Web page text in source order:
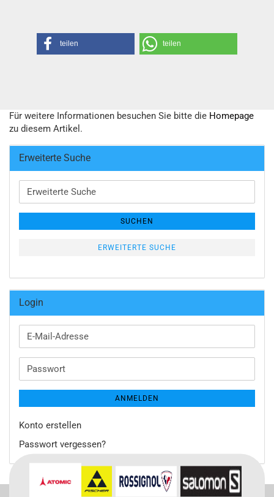
teilen teilen
Für weitere Informationen besuchen Sie bitte die Homepage
zu diesem Artikel.
Erweiterte Suche
Erweiterte
Suche
SUCHEN
ERWEITERTE SUCHE
Login
E-
Mail-
Passwort
ANMELDEN
Konto erstellen
Passwort vergessen?